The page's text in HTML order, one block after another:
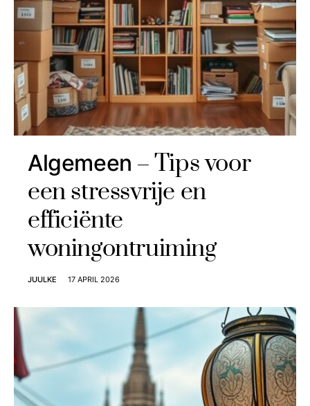
Algemeen
Tips voor
een stressvrije en
efficiënte
woningontruiming
JUULKE 17 APRIL 2026